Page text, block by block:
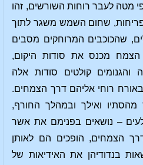
מטה לעבר רוחות השורשים, זהו
שחום השמש משגר לתוך
שהכוכבים המרוחקים מסבים
הצמח מכנס את סודות היקום,
קולטים סודות אלה
רוחי אליהם דרך הצמחים.
מהסתיו ואילך ובמהלך החורף,
– נושאים בפנימם את אשר
הצמחים, הופכים הם לאותן
בנדודיהן את האידיאות של